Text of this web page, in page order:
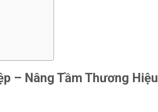
– Nâng Tầm Thương Hiệu